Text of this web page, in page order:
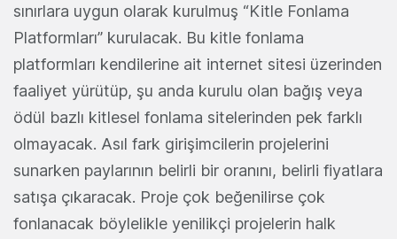
sınırlara uygun olarak kurulmuş “Kitle Fonlama
Platformları” kurulacak. Bu kitle fonlama
platformları kendilerine ait internet sitesi üzerinden
faaliyet yürütüp, şu anda kurulu olan bağış veya
ödül bazlı kitlesel fonlama sitelerinden pek farklı
olmayacak. Asıl fark girişimcilerin projelerini
sunarken paylarının belirli bir oranını, belirli fiyatlara
satışa çıkaracak. Proje çok beğenilirse çok
fonlanacak böylelikle yenilikçi projelerin halk